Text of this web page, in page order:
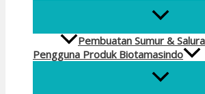
Pembuatan Sumur &
Pengguna Produk Biotamasindo